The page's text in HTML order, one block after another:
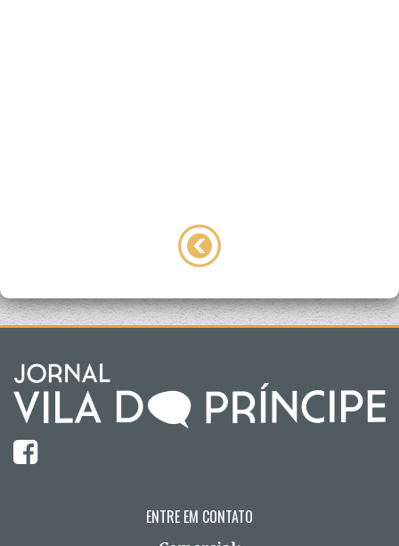
ENTRE EM CONTATO